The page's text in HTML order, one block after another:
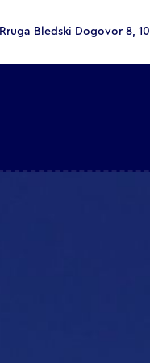
Rruga Bledski Dogovor 8,